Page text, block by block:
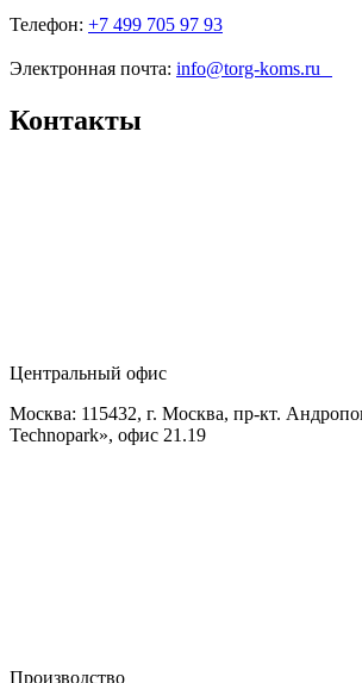
Телефон: +7 499 705 97 93
Электронная почта: info@torg-koms.ru
Контакты
Центральный офис
Москва: 115432, г. Москва, пр-кт.
Technopark», офис 21.19
Производство